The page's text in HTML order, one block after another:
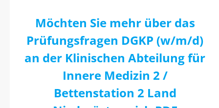
Möchten Sie mehr über das
Prüfungsfragen DGKP (w/m/d)
an der Klinischen Abteilung für
Innere Medizin 2 /
Bettenstation 2 Land